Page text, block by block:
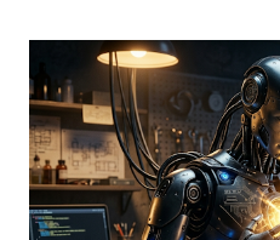
c
m
m
e
n
t
o